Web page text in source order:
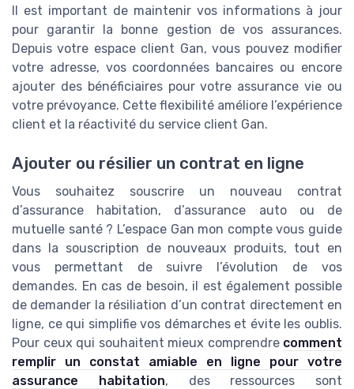
Il est important de maintenir vos informations à jour
pour garantir la bonne gestion de vos assurances.
Depuis votre espace client Gan, vous pouvez modifier
votre adresse, vos coordonnées bancaires ou encore
ajouter des bénéficiaires pour votre assurance vie ou
votre prévoyance. Cette flexibilité améliore l’expérience
client et la réactivité du service client Gan.
Ajouter ou résilier un contrat en ligne
Vous souhaitez souscrire un nouveau contrat
d’assurance habitation, d’assurance auto ou de
mutuelle santé ? L’espace Gan mon compte vous guide
dans la souscription de nouveaux produits, tout en
vous permettant de suivre l’évolution de vos
demandes. En cas de besoin, il est également possible
de demander la résiliation d’un contrat directement en
ligne, ce qui simplifie vos démarches et évite les oublis.
Pour ceux qui souhaitent mieux comprendre comment
remplir un constat amiable en ligne pour votre
assurance habitation, des ressources sont